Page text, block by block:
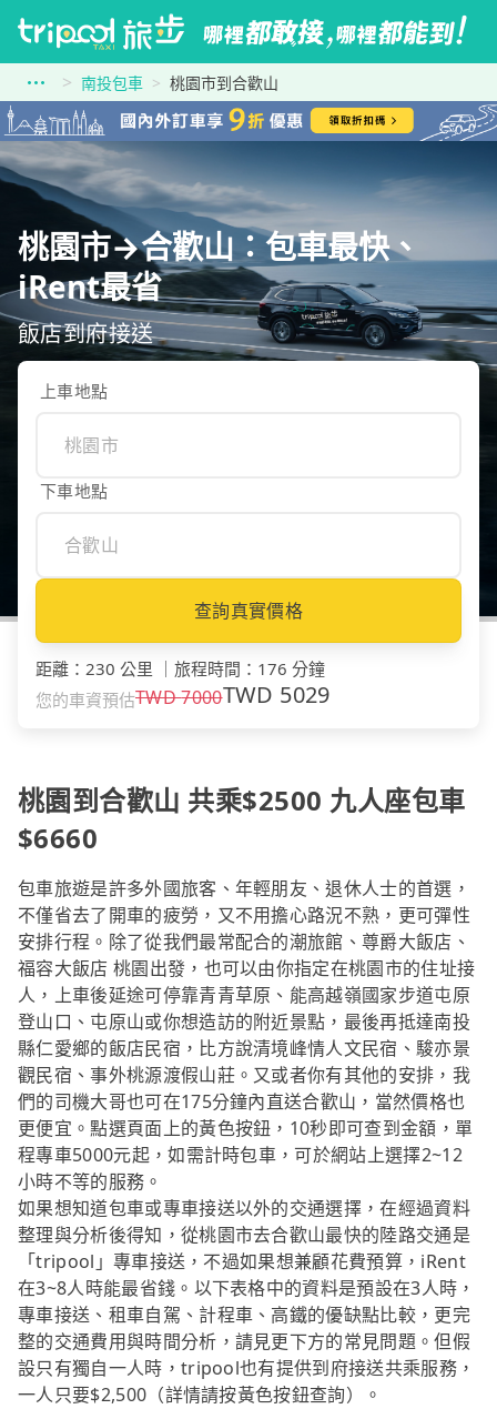
南投包車 桃園市到合歡山
桃園市→合歡山：包車最快、
iRent最省
飯店到府接送
上車地點
下車地點
查詢真實價格
距離 ： 230 公里 旅程時間 ： 176 分鐘
您的車資預估TWD7000TWD 5029
桃園到合歡山 共乘$2500 九人座包車
$6660
包車旅遊是許多外國旅客、年輕朋友、退休人士的首選，
不僅省去了開車的疲勞，又不用擔心路況不熟，更可彈性
安排行程。除了從我們最常配合的潮旅館、尊爵大飯店、
福容大飯店 桃園出發，也可以由你指定在桃園市的住址接
人，上車後延途可停靠青青草原、能高越嶺國家步道屯原
登山口、屯原山或你想造訪的附近景點，最後再抵達南投
縣仁愛鄉的飯店民宿，比方說清境峰情人文民宿、駿亦景
觀民宿、事外桃源渡假山莊。又或者你有其他的安排，我
們的司機大哥也可在175分鐘內直送合歡山，當然價格也
更便宜。點選頁面上的黃色按鈕，10秒即可查到金額，單
程專車5000元起，如需計時包車，可於網站上選擇2~12
小時不等的服務。
如果想知道包車或專車接送以外的交通選擇，在經過資料
整理與分析後得知，從桃園市去合歡山最快的陸路交通是
「tripool」專車接送，不過如果想兼顧花費預算，iRent
在3~8人時能最省錢。以下表格中的資料是預設在3人時，
專車接送、租車自駕、計程車、高鐵的優缺點比較，更完
整的交通費用與時間分析，請見更下方的常見問題。但假
設只有獨自一人時，tripool也有提供到府接送共乘服務，
一人只要$2,500（詳情請按黃色按鈕查詢）。